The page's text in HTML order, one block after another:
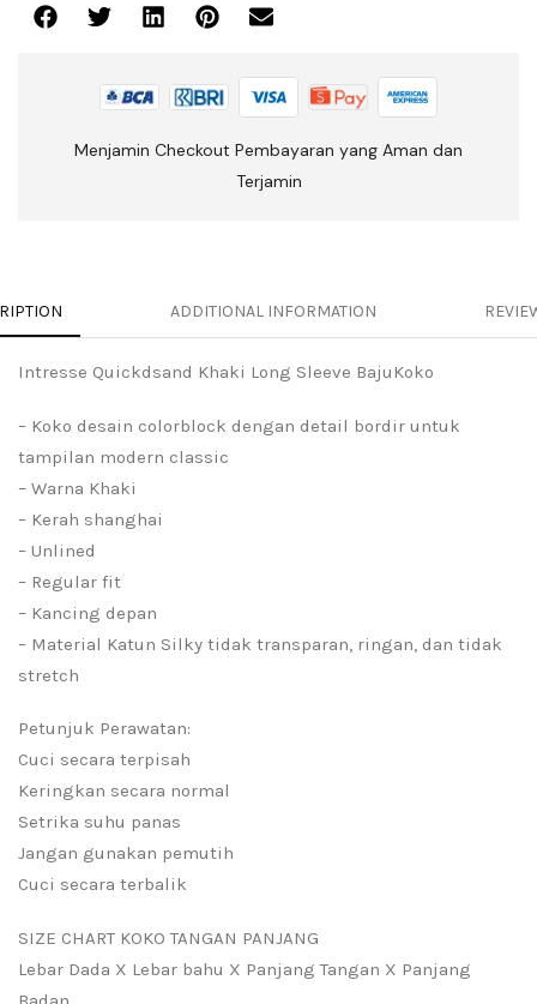
Menjamin Checkout Pembayaran yang Aman dan
Terjamin
ADDITIONAL INFORMATION
Intresse Quickdsand Khaki Long Sleeve BajuKoko
– Koko desain colorblock dengan detail bordir untuk
tampilan modern classic
– Warna Khaki
– Kerah shanghai
– Unlined
– Regular fit
– Kancing depan
– Material Katun Silky tidak transparan, ringan, dan tidak
stretch
Petunjuk Perawatan:
Cuci secara terpisah
Keringkan secara normal
Setrika suhu panas
Jangan gunakan pemutih
Cuci secara terbalik
SIZE CHART KOKO TANGAN PANJANG
Lebar Dada X Lebar bahu X Panjang Tangan X Panjang